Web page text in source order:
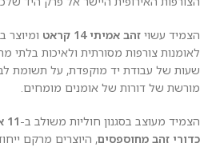
הצמיד עשוי זהב אמיתי 14 קראט
ומיוצר
לאומנות צורפות מסורתית ולאיכות
שעות של עבודת יד מוקפדת, על תשומת
מורשת של דורות של אומנים מומחים.
הצמיד מעוצב בסגנון חוליות משולב ב-
כדורי זהב מחוספסים, היוצרים מרקם